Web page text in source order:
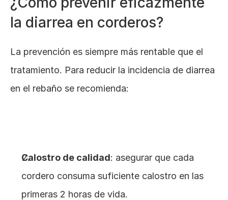
la diarrea en corderos?
La prevención es siempre más rentable que el
tratamiento. Para reducir la incidencia de diarrea
en el rebaño se recomienda:
Calostro de calidad: asegurar que cada
cordero consuma suficiente calostro en las
primeras 2 horas de vida.